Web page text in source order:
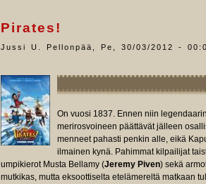
Pirates!
Jussi U. Pellonpää Pe, 30/03/2012 -
On vuosi 1837. Ennen niin
merirosvoineen päättävät jälleen
menneet pahasti penkin alle, eikä
ilmainen kynä. Pahimmat kilpailijat
umpikierot Musta Bellamy (Jeremy Piven) sekä
mutkikas, mutta eksoottiselta etelämereltä matkaan